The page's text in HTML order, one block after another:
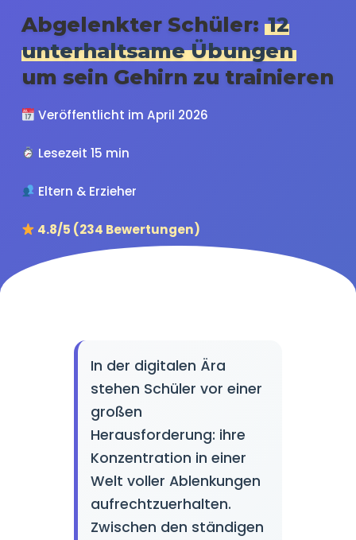
Abgelenkter Schüler: 12
unterhaltsame Übungen
um sein Gehirn zu trainieren
Veröffentlicht im April 2026
Lesezeit 15 min
Eltern & Erzieher
4.8/5 (234 Bewertungen)
In der digitalen Ära
stehen Schüler vor einer
großen
Herausforderung: ihre
Konzentration in einer
Welt voller Ablenkungen
aufrechtzuerhalten.
Zwischen den ständigen